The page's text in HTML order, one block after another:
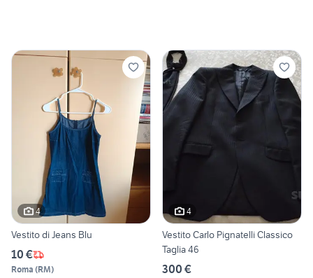
4
Vestito di Jeans Blu
10 €
Roma (RM)
4
Vestito Carlo Pignatelli Classico
Taglia 46
300 €